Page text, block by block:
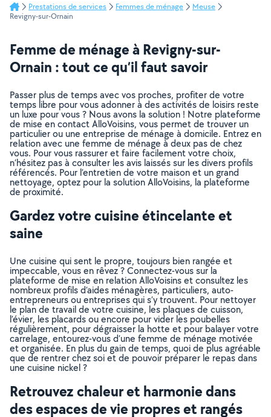
Prestations de services Femmes de ménage
Meuse
Revigny-sur-Ornain
Femme de ménage à Revigny-sur-
Ornain : tout ce qu’il faut savoir
Passer plus de temps avec vos proches, profiter de votre
temps libre pour vous adonner à des activités de loisirs reste
un luxe pour vous ? Nous avons la solution ! Notre plateforme
de mise en contact AlloVoisins, vous permet de trouver un
particulier ou une entreprise de ménage à domicile. Entrez en
relation avec une femme de ménage à deux pas de chez
vous. Pour vous rassurer et faire facilement votre choix,
n’hésitez pas à consulter les avis laissés sur les divers profils
référencés. Pour l’entretien de votre maison et un grand
nettoyage, optez pour la solution AlloVoisins, la plateforme
de proximité.
Gardez votre cuisine étincelante et
saine
Une cuisine qui sent le propre, toujours bien rangée et
impeccable, vous en rêvez ? Connectez-vous sur la
plateforme de mise en relation AlloVoisins et consultez les
nombreux profils d’aides ménagères, particuliers, auto-
entrepreneurs ou entreprises qui s’y trouvent. Pour nettoyer
le plan de travail de votre cuisine, les plaques de cuisson,
l’évier, les placards ou encore pour vider les poubelles
régulièrement, pour dégraisser la hotte et pour balayer votre
carrelage, entourez-vous d’une femme de ménage motivée
et organisée. En plus du gain de temps, quoi de plus agréable
que de rentrer chez soi et de pouvoir préparer le repas dans
une cuisine nickel ?
Retrouvez chaleur et harmonie dans
des espaces de vie propres et rangés